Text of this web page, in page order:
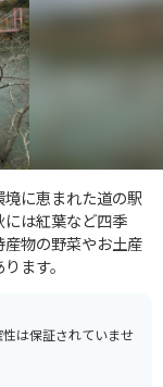
に恵まれた道の駅
は紅葉など四季
物の野菜やお土産
ます。
は保証されていませ